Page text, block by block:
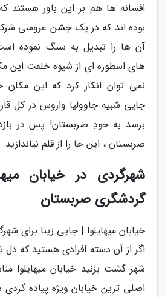
افسانه ها هم بر این باور هستند
بوده اند که در یک جشن عروسی
آن ها را تبدیل به سنگ نموده
های اسطوره ای از شیوه خلقت این
نمی توان انکار کرد که این
جایی شبیه جاوولیا واروس در کل
برسد به خودِ صربستان! پس در
صربستان ، این جا را از قلم نیاندازید.
شهرگردی در خیابان
گردشگری صربستان
خیابان میهایلوا | جایی زیبا برای
اگر از آن دسته افرادی هستید که
شهر گشت بزنید خیابان میهایلوا
اصلی ترین خیابان ویژه پیاده